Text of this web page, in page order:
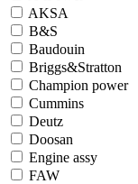
AKSA
B&S
Baudouin
Briggs&Stratton
Champion power
Cummins
Deutz
Doosan
Engine assy
FAW